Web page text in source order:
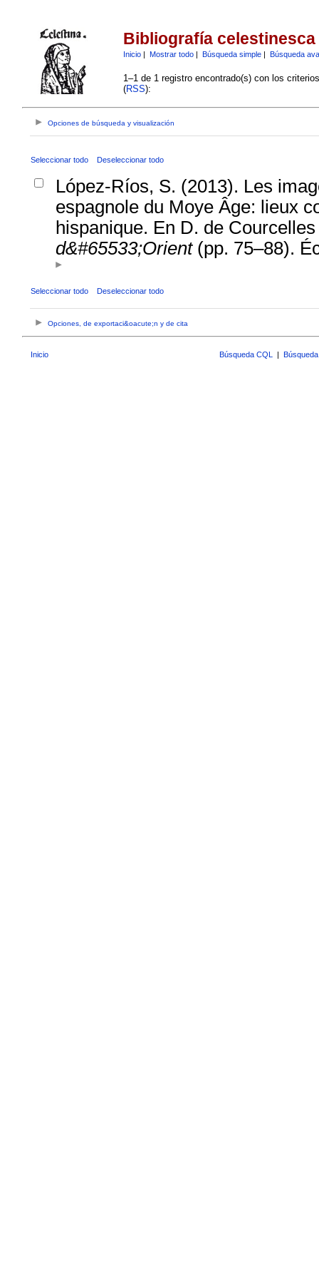
Bibliografía celestinesca
Inicio| Mostrar todo| Búsqueda simple| Búsqueda
1–1 de 1 registro encontrado(s) con los
(RSS):
Opciones de búsqueda y visualización
Seleccionar todo Deseleccionar todo
López-Ríos, S. (2013). Les
espagnole du Moye Âge: lieux
hispanique. En D. de
d&#65533;Orient(pp. 75–88).
Seleccionar todo Deseleccionar todo
Opciones, de exportaci&oacute;n y de cita
Inicio Búsqueda CQL |